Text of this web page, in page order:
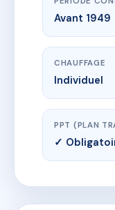
Avant 1949
CHAUFFAGE
Individuel
PPT (PLAN
✓